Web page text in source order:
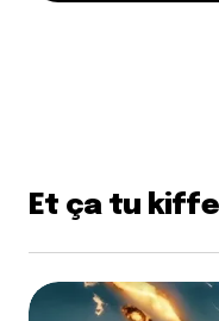
Et ça tu kiffe